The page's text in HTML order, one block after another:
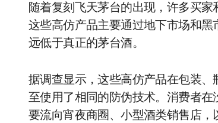
随着复刻飞天茅台的出现，许多买家
这些高仿产品主要通过地下市场和
远低于真正的茅台酒。
据调查显示，这些高仿产品在包装
至使用了相同的防伪技术。消费者
要流向宵夜商圈、小型酒类销售店，